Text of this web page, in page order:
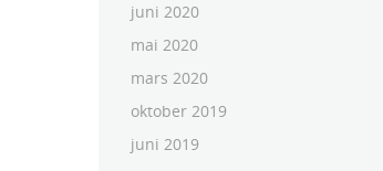
juni 2020
mai 2020
mars 2020
oktober 2019
juni 2019